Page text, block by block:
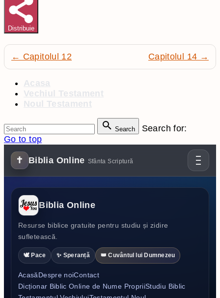
Distribuie
← Capitolul 12 Capitolul 14 →
Acasa
Vechiul Testament
Noul Testament
Search
Search for:
Go to top
✝ Biblia Online Sfânta Scriptură
Biblia Online
Resurse biblice gratuite pentru studiu și zidire
sufletească.
🕊️ Pace ✨ Speranță 👑 Cuvântul lui Dumnezeu
AcasăDespre noiContact
Dicționar Biblic Online de Nume PropriiStudiu Biblic